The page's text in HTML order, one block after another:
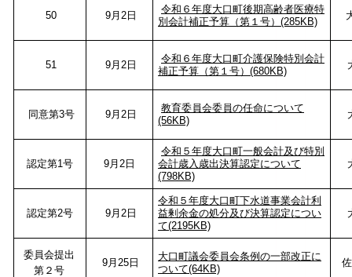
50 9月2日
令和６年度大口町後期高齢者医療特
別会計補正予算（第１号）(285KB)
51 9月2日
令和６年度大口町介護保険特別会計
補正予算（第１号）(680KB)
同意第3号 9月2日
教育委員会委員の任命について
(56KB)
認定第1号 9月2日
令和５年度大口町一般会計及び特別
会計歳入歳出決算認定について
(798KB)
認定第2号 9月2日
令和５年度大口町下水道事業会計利
益剰余金の処分及び決算認定につい
て(2195KB)
委員会提出
第２号
9月25日
大口町議会委員会条例の一部改正に
ついて(64KB)